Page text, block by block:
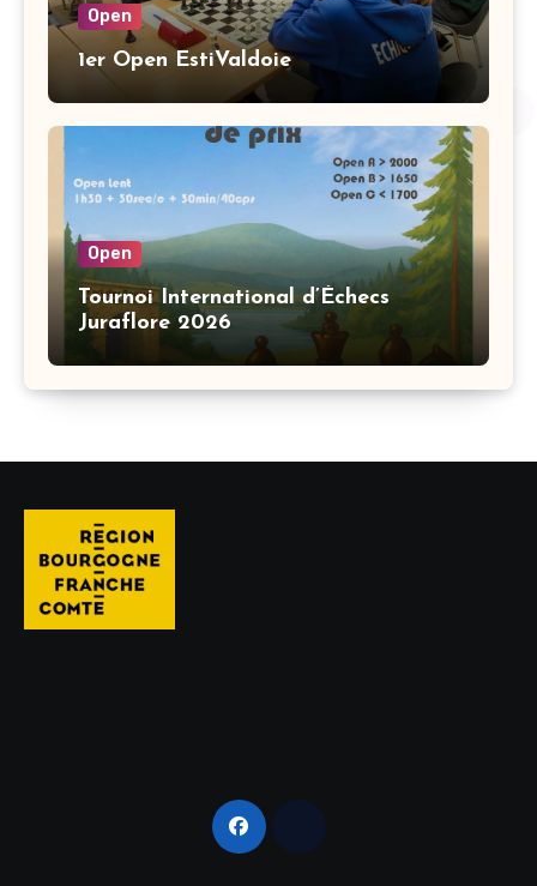
Open
1er Open EstiValdoie
Open
Tournoi International d’Échecs
Juraflore 2026